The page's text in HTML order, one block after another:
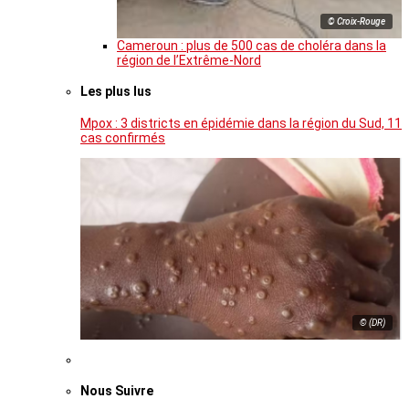
© Croix-Rouge
Cameroun : plus de 500 cas de choléra dans la
région de l’Extrême-Nord
Les plus lus
Mpox : 3 districts en épidémie dans la région du Sud, 11
cas confirmés
© (DR)
Nous Suivre